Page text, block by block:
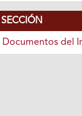
SECCIÓN
Documentos del